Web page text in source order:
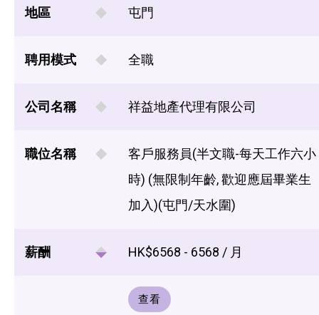
地區 屯門
聘用模式 全職
公司名稱 祥益地產代理有限公司
職位名稱
客戶服務員(半文職-每天工作六小
時) (無限制年齡, 歡迎應屆畢業生
加入)(屯門/天水圍)
薪酬 HK$6568 - 6568 / 月
查看